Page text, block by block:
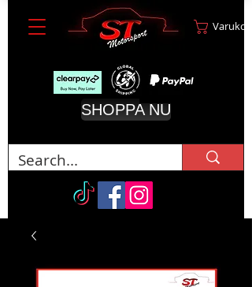
Varukorg
SHOPPA NU